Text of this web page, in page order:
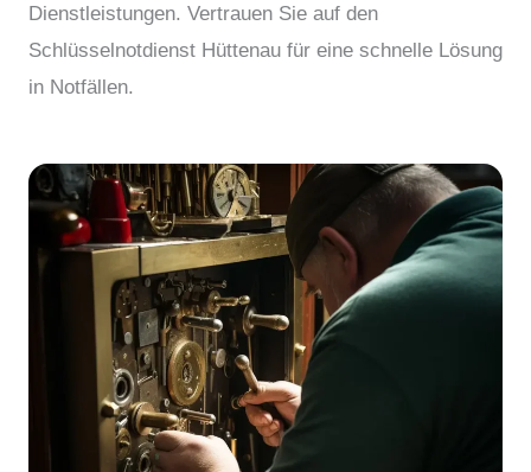
Dienstleistungen. Vertrauen Sie auf den
Schlüsselnotdienst Hüttenau für eine schnelle Lösung
in Notfällen.